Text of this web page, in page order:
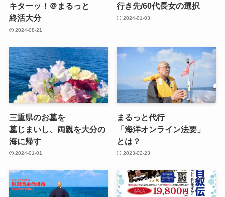
キターッ！​＠まるっと​
終活大分
2024-08-21
行き先/60代長女の​選択
2024-01-03
三重県の​お墓を​
墓じまいし、​両親を​大分の​
海に​帰す
2024-01-01
まるっと​代行​
「海洋オンライン法要」
とは？
2023-02-23